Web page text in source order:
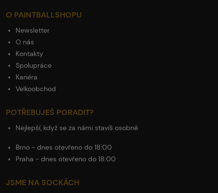
O PAINTBALLSHOPU
Newsletter
O nás
Kontakty
Spolupráce
Kariéra
Velkoobchod
POTŘEBUJEŠ PORADIT?
Nejlepší, když se za námi stavíš osobně
Brno - dnes otevřeno do 18:00
Praha - dnes otevřeno do 18:00
JSME NA SOCKÁCH